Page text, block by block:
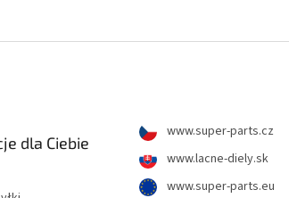
dla Ciebie
www.super-parts.cz
www.lacne-diely.sk
www.super-parts.eu